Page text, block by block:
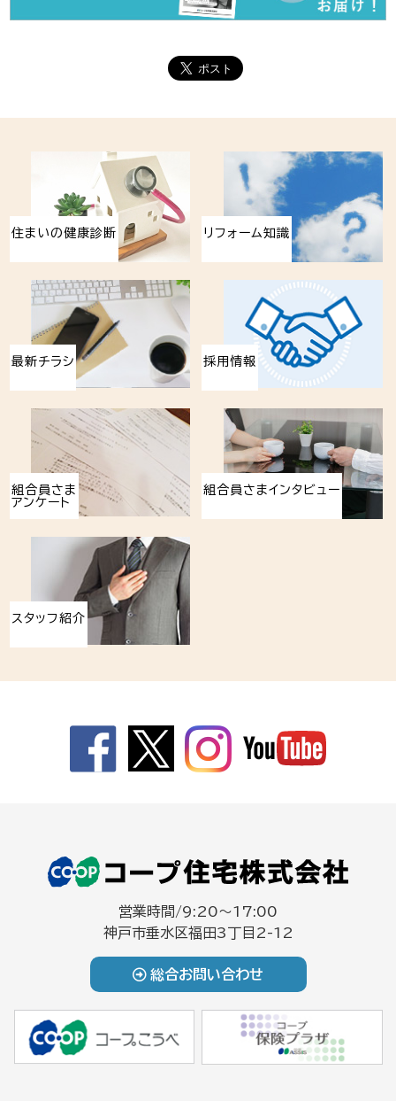
住まいの健康診断 リフォーム知識
最新チラシ 採用情報
組合員さま
アンケート
組合員さまインタビュー
スタッフ紹介
営業時間/9:20～17:00
神戸市垂水区福田3丁目2-12
総合お問い合わせ